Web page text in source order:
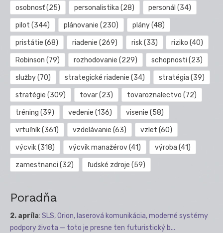
osobnosť(25) personalistika (28) personál (34)
pilot (344) plánovanie (230) plány(48)
pristátie (68) riadenie (269) risk(33) riziko (40)
Robinson (79) rozhodovanie (229) schopnosti (23)
služby(70) strategické riadenie (34) stratégia (39)
stratégie (309) tovar(23) tovaroznalectvo (72)
tréning (39) vedenie (136) visenie (58)
vrtuľník(361) vzdelávanie (63) vzlet (60)
výcvik(318) výcvik manažérov(41) výroba (41)
zamestnanci (32) ľudské zdroje (59)
Poradňa
2. apríla: SLS, Orion, laserová komunikácia, moderné systémy
podpory života — toto je presne ten futuristický b...